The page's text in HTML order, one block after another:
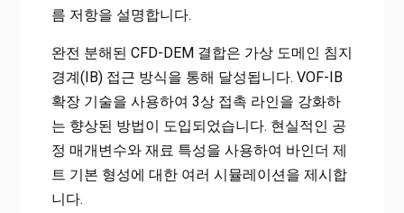
름 저항을 설명합니다.
완전 분해된 CFD-DEM 결합은 가상 도메인 침지
경계(IB) 접근 방식을 통해 달성됩니다. VOF-IB
확장 기술을 사용하여 3상 접촉 라인을 강화하
는 향상된 방법이 도입되었습니다. 현실적인 공
정 매개변수와 재료 특성을 사용하여 바인더 제
트 기본 형성에 대한 여러 시뮬레이션을 제시합
니다.